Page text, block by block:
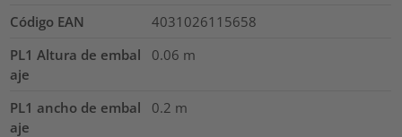
Código EAN
4031026115658
PL1 Altura de embal
aje
0.06 m
PL1 ancho de embal
aje
0.2 m